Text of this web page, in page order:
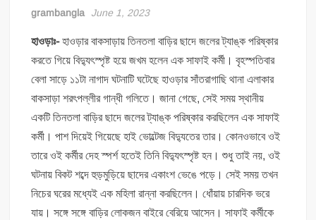
grambangla June 1, 2023
হাওড়াঃ-হাওড়ার বাকসাড়ায় তিনতলা বাড়ির ছাদে জলের ট্যাঙ্ক পরিষ্কার
করতে গিয়ে বিদ্যুৎস্পৃষ্ট হয়ে জখম হলেন এক সাফাই কর্মী। বৃহস্পতিবার
বেলা সাড়ে ১১টা নাগাদ ঘটনাটি ঘটেছে হাওড়ার সাঁতরাগাছি থানা এলাকার
বাকসাড়া শরৎপল্লীর গান্ধী গলিতে। জানা গেছে, সেই সময় স্থানীয়
একটি তিনতলা বাড়ির ছাদে জলের ট্যাঙ্ক পরিষ্কার করছিলেন এক সাফাই
কর্মী। পাশ দিয়েই গিয়েছে হাই ভোল্টেজ বিদ্যুতের তার। কোনওভাবে ওই
তারে ওই কর্মীর দেহ স্পর্শ হতেই তিনি বিদ্যুৎস্পৃষ্ট হন। শুধু তাই নয়, ওই
ঘটনায় বিকট শব্দে হুড়মুড়িয়ে ছাদের একাংশ ভেঙে পড়ে। সেই সময় তখন
নিচের ঘরের মধ্যেই এক মহিলা রান্না করছিলেন। ধোঁয়ায় চারদিক ভরে
যায়। সঙ্গে সঙ্গে বাড়ির লোকজন বাইরে বেরিয়ে আসেন। সাফাই কর্মীকে